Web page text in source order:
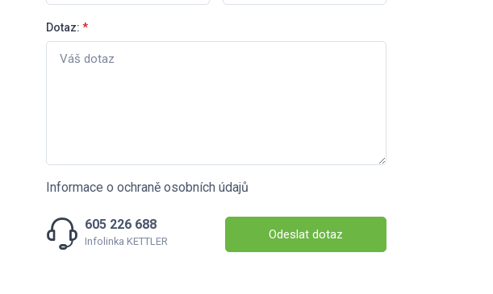
Dotaz: *
Informace o ochraně osobních údajů
605 226 688
Infolinka KETTLER Odeslat dotaz